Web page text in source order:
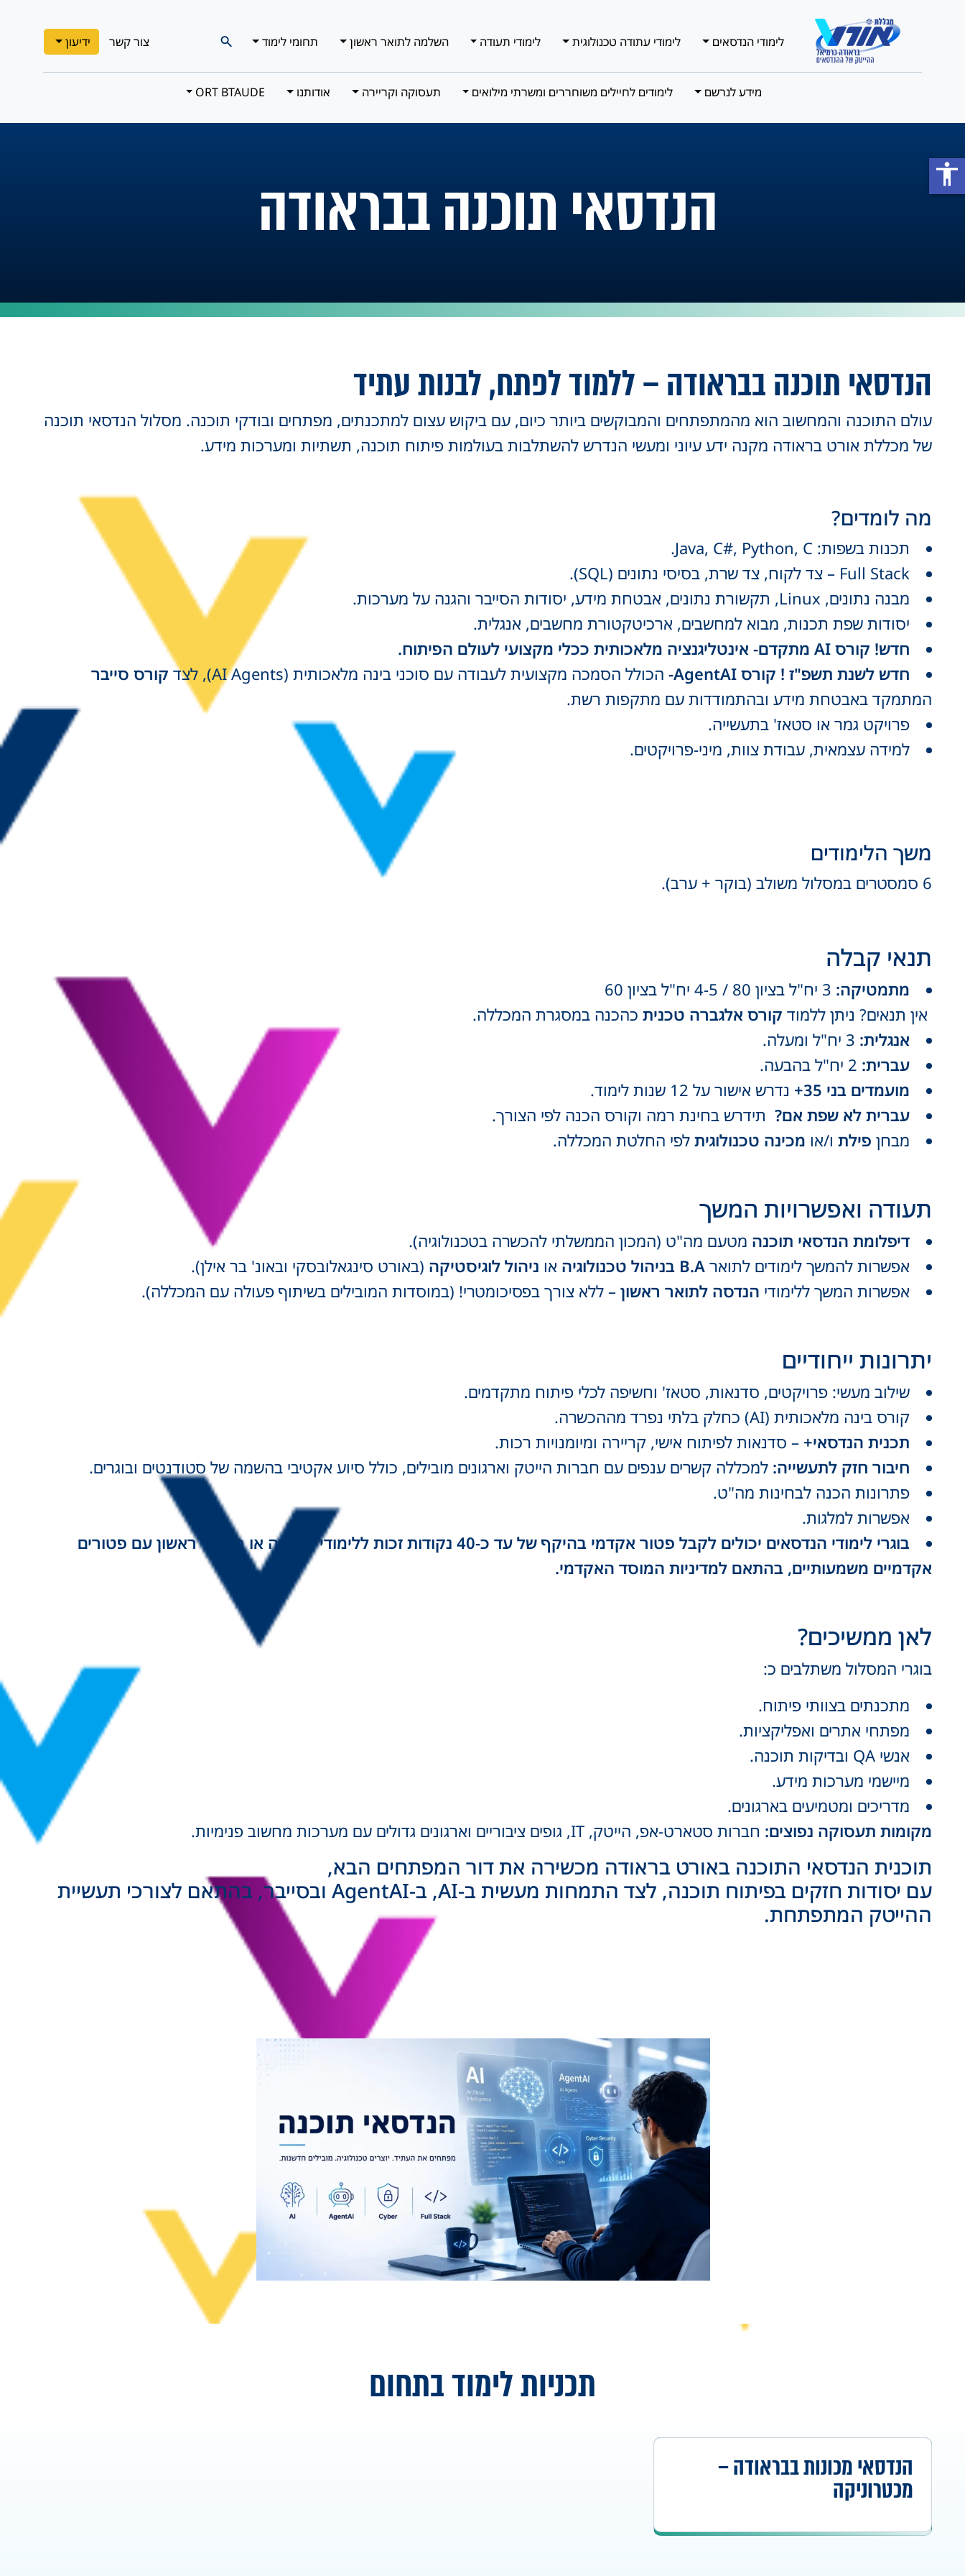
לימודי הנדסאים לימודי עתודה טכנולוגית לימודי תעודה השלמה לתואר ראשון תחומי לימוד צור קשר ידיעון
מידע לנרשם לימודים לחיילים משוחררים ומשרתי מילואים תעסוקה וקריירה אודותנו ORT BTAUDE
הנדסאי תוכנה בבראודה
הנדסאי תוכנה בבראודה – ללמוד לפתח, לבנות עתיד
עולם התוכנה והמחשוב הוא מהמתפתחים והמבוקשים ביותר כיום, עם ביקוש עצום למתכנתים, מפתחים ובודקי תוכנה. מסלול הנדסאי תוכנה
של מכללת אורט בראודה מקנה ידע עיוני ומעשי הנדרש להשתלבות בעולמות פיתוח תוכנה, תשתיות ומערכות מידע.
מה לומדים?
תכנות בשפות: Java, C#, Python, C.
Full Stack – צד לקוח, צד שרת, בסיסי נתונים (SQL).
מבנה נתונים, Linux, תקשורת נתונים, אבטחת מידע, יסודות הסייבר והגנה על מערכות.
יסודות שפת תכנות, מבוא למחשבים, ארכיטקטורת מחשבים, אנגלית.
חדש! קורס AI מתקדם- אינטליגנציה מלאכותית ככלי מקצועי לעולם הפיתוח.
חדש לשנת תשפ"ז ! קורס AgentAI-
הכולל הסמכה מקצועית לעבודה עם סוכני בינה מלאכותית (AI Agents), לצד
קורס סייבר
המתמקד באבטחת מידע ובהתמודדות עם מתקפות רשת.
פרויקט גמר או סטאז' בתעשייה.
למידה עצמאית, עבודת צוות, מיני-פרויקטים.
משך הלימודים
6 סמסטרים במסלול משולב (בוקר + ערב).
תנאי קבלה
מתמטיקה:
אין תנאים? ניתן ללמוד קורס אלגברה טכניתכהכנה במסגרת המכללה.
אנגלית:
עברית:
מועמדים בני 35+
נדרש אישור על 12 שנות לימוד.
עברית לא שפת אם?תידרש בחינת רמה וקורס הכנה לפי הצורך.
מבחן פילתו/או מכינה טכנולוגיתלפי החלטת המכללה.
תעודה ואפשרויות המשך
דיפלומת הנדסאי תוכנה מטעם מה"ט (המכון הממשלתי להכשרה בטכנולוגיה).
אפשרות להמשך לימודים לתואר B.A בניהול טכנולוגיה או ניהול לוגיסטיקה (באורט סינגאלובסקי ובאונ' בר אילן).
אפשרות המשך ללימודי הנדסה לתואר ראשון– ללא צורך בפסיכומטרי! (במוסדות המובילים בשיתוף פעולה עם המכללה).
יתרונות ייחודיים
שילוב מעשי: פרויקטים, סדנאות, סטאז' וחשיפה לכלי פיתוח מתקדמים.
קורס בינה מלאכותית (AI) כחלק בלתי נפרד מההכשרה.
תכנית הנדסאי+ – סדנאות לפיתוח אישי, קריירה ומיומנויות רכות.
חיבור חזק לתעשייה: למכללה קשרים ענפים עם חברות הייטק וארגונים מובילים, כולל סיוע אקטיבי בהשמה של סטודנטים ובוגרים.
פתרונות הכנה לבחינות מה"ט.
אפשרות למלגות.
בוגרי לימודי הנדסאים יכולים לקבל פטור אקדמי בהיקף של עד כ-40 נקודות זכות ללימודי הנדסה או בתואר ראשון עם פטורים
אקדמיים משמעותיים, בהתאם למדיניות המוסד האקדמי.
לאן ממשיכים?
בוגרי המסלול משתלבים כ:
מתכנתים בצוותי פיתוח.
מפתחי אתרים ואפליקציות.
אנשי QA ובדיקות תוכנה.
מיישמי מערכות מידע.
מדריכים ומטמיעים בארגונים.
מקומות תעסוקה נפוצים: חברות סטארט-אפ, הייטק, IT, גופים ציבוריים וארגונים גדולים עם מערכות מחשוב פנימיות.
תוכנית הנדסאי התוכנה באורט בראודה מכשירה את דור המפתחים הבא,
עם יסודות חזקים בפיתוח תוכנה, לצד התמחות מעשית ב-AI, ב-AgentAI ובסייבר, בהתאם לצורכי תעשיית
ההייטק המתפתחת.
תכניות לימוד בתחום
הנדסאי מכונות בבראודה –
מכטרוניקה
accessibility